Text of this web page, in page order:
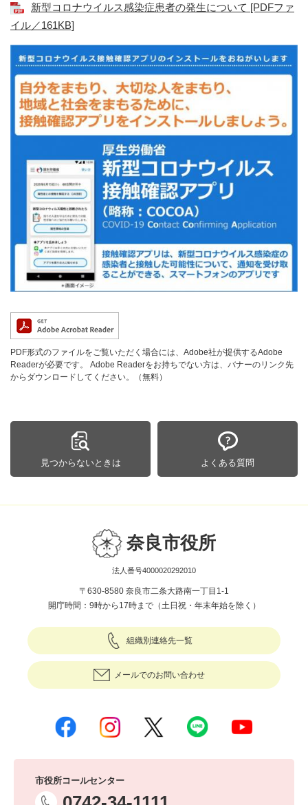
新型コロナウイルス感染症患者の発生について [PDFファ
イル／161KB]
PDF形式のファイルをご覧いただく場合には、Adobe社が提供するAdobe
Readerが必要です。
Adobe Readerをお持ちでない方は、バナーのリンク先
からダウンロードしてください。（無料）
見つからないときは よくある質問
奈良市役所
法人番号4000020292010
〒630-8580 奈良市二条大路南一丁目1-1
開庁時間：9時から17時まで（土日祝・年末年始を除く）
組織別連絡先一覧
メールでのお問い合わせ
市役所コールセンター